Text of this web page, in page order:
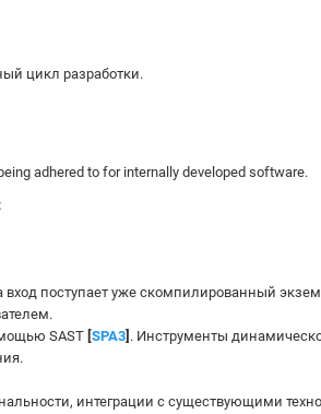
цикл разработки.
adhered to for internally developed software.
поступает уже скомпилированный
SAST [SPA3] . Инструменты
интеграции с существующими